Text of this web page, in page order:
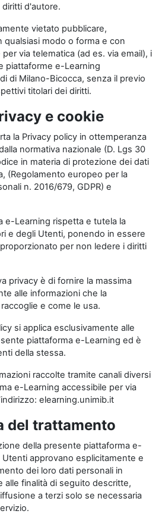
d'autore.
vietato pubblicare,
modo o forma e con
via telematica (ad es. via email), i
piattaforme e-Learning
di Milano-Bicocca, senza il previo
titolari dei diritti.
e cookie
la Privacy policy in ottemperanza
normativa nazionale (D. Lgs 30
in materia di protezione dei dati
(Regolamento europeo per la
n. 2016/679, GDPR) e
e-Learning rispetta e tutela la
e degli Utenti, ponendo in essere
per non ledere i diritti
privacy è di fornire la massima
alle informazioni che la
e come le usa.
si applica esclusivamente alle
piattaforma e-Learning ed è
della stessa.
raccolte tramite canali diversi
e-Learning accessibile per via
elearning.unimib.it
del trattamento
della presente piattaforma e-
Utenti approvano esplicitamente e
dei loro dati personali in
alle finalità di seguito descritte,
a terzi solo se necessaria